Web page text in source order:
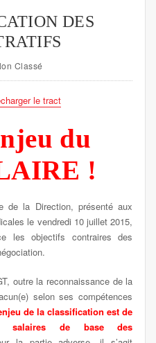
DES
Classé
le tract
du
!
de la Direction, présenté aux
le vendredi 10 juillet 2015,
les objectifs contraires des
outre la reconnaissance de la
selon ses compétences
de la classification est de
salaires de base des